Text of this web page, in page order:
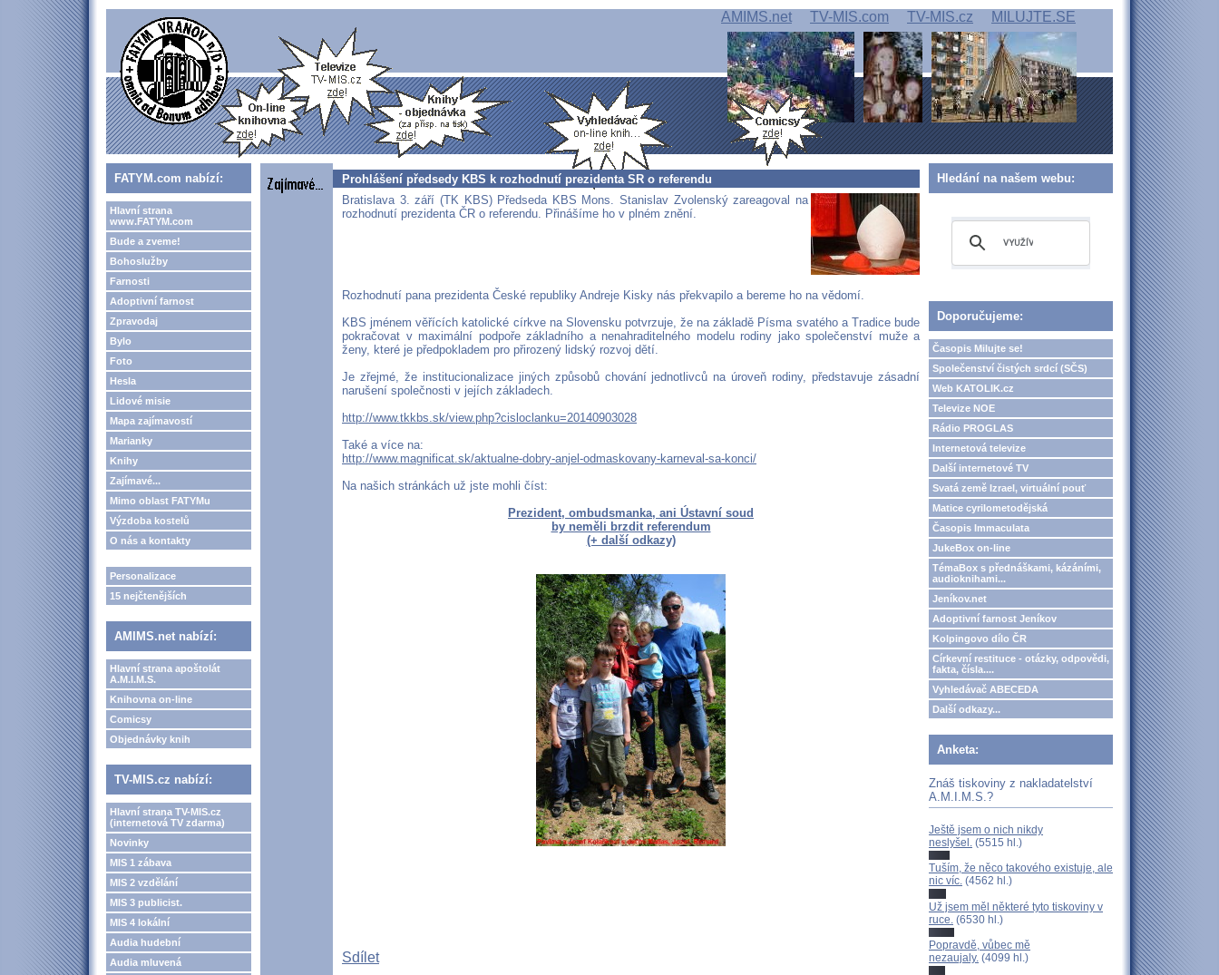
AMIMS.net TV-MIS.com TV-MIS.cz MILUJTE.SE
FATYM.com nabízí:
Hlavní strana
www.FATYM.com
Bude a zveme!
Bohoslužby
Farnosti
Adoptivní farnost
Zpravodaj
Bylo
Foto
Hesla
Lidové misie
Mapa zajímavostí
Marianky
Knihy
Zajímavé...
Mimo oblast FATYMu
Výzdoba kostelů
O nás a kontakty
Personalizace
15 nejčtenějších
AMIMS.net nabízí:
Hlavní strana apoštolát
A.M.I.M.S.
Knihovna on-line
Comicsy
Objednávky knih
TV-MIS.cz nabízí:
Hlavní strana TV-MIS.cz
(internetová TV zdarma)
Novinky
MIS 1 zábava
MIS 2 vzdělání
MIS 3 publicist.
MIS 4 lokální
Audia hudební
Audia mluvená
Prohlášení předsedy KBS k rozhodnutí prezidenta SR o referendu
Bratislava 3. září (TK KBS) Předseda KBS Mons. Stanislav Zvolenský zareagoval na
rozhodnutí prezidenta ČR o referendu. Přinášíme ho v plném znění.
Rozhodnutí pana prezidenta České republiky Andreje Kisky nás překvapilo a bereme ho na vědomí.
KBS jménem věřících katolické církve na Slovensku potvrzuje, že na základě Písma svatého a Tradice bude
pokračovat v maximální podpoře základního a nenahraditelného modelu rodiny jako společenství muže a
ženy, které je předpokladem pro přirozený lidský rozvoj dětí.
Je zřejmé, že institucionalizace jiných způsobů chování jednotlivců na úroveň rodiny, představuje zásadní
narušení společnosti v jejích základech.
http://www.tkkbs.sk/view.php?cisloclanku=20140903028
Také a více na:
http://www.magnificat.sk/aktualne-dobry-anjel-odmaskovany-karneval-sa-konci/
Na našich stránkách už jste mohli číst:
Prezident, ombudsmanka, ani Ústavní soud
by neměli brzdit referendum
(+ další odkazy)
Sdílet
Hledání na našem webu:
Doporučujeme:
Časopis Milujte se!
Společenství čistých srdcí (SČS)
Web KATOLIK.cz
Televize NOE
Rádio PROGLAS
Internetová televize
Další internetové TV
Svatá země Izrael, virtuální pouť
Matice cyrilometodějská
Časopis Immaculata
JukeBox on-line
TémaBox s přednáškami, kázáními,
audioknihami...
Jeníkov.net
Adoptivní farnost Jeníkov
Kolpingovo dílo ČR
Církevní restituce - otázky, odpovědi,
fakta, čísla....
Vyhledávač ABECEDA
Další odkazy...
Anketa:
Znáš tiskoviny z nakladatelství
A.M.I.M.S.?
Ještě jsem o nich nikdy
neslyšel. (5515 hl.)
Tuším, že něco takového existuje, ale
nic víc. (4562 hl.)
Už jsem měl některé tyto tiskoviny v
ruce. (6530 hl.)
Popravdě, vůbec mě
nezaujaly. (4099 hl.)